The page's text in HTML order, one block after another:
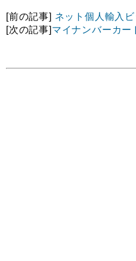
[前の記事] ネット個人輸入
[次の記事] マイナンバーカー